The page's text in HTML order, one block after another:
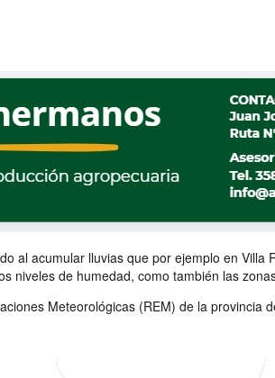
al acumular lluvias que por ejemplo en
niveles de humedad, como también las
Meteorológicas (REM) de la provincia